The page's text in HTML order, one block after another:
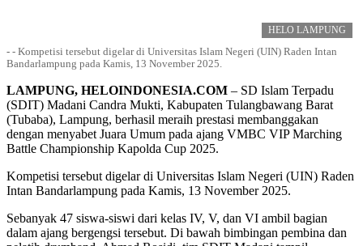
HELO LAMPUNG
- - Kompetisi tersebut digelar di Universitas Islam Negeri (UIN) Raden Intan
Bandarlampung pada Kamis, 13 November 2025.
LAMPUNG, HELOINDONESIA.COM – SD Islam Terpadu
(SDIT) Madani Candra Mukti, Kabupaten Tulangbawang Barat
(Tubaba), Lampung, berhasil meraih prestasi membanggakan
dengan menyabet Juara Umum pada ajang VMBC VIP Marching
Battle Championship Kapolda Cup 2025.
Kompetisi tersebut digelar di Universitas Islam Negeri (UIN) Raden
Intan Bandarlampung pada Kamis, 13 November 2025.
Sebanyak 47 siswa-siswi dari kelas IV, V, dan VI ambil bagian
dalam ajang bergengsi tersebut. Di bawah bimbingan pembina dan